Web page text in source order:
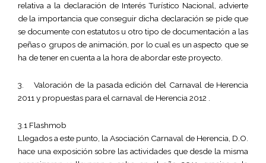
relativa a la declaración de Interés Turístico Nacional, advierte
de la importancia que conseguir dicha declaración se pide que
se documente con estatutos u otro tipo de documentación a las
peñas o grupos de animación, por lo cual es un aspecto que se
ha de tener en cuenta a la hora de abordar este proyecto.
3. Valoración de la pasada edición del Carnaval de Herencia
2011 y propuestas para el carnaval de Herencia 2012 .
3.1 Flashmob
Llegados a este punto, la Asociación Carnaval de Herencia, D.O.
hace una exposición sobre las actividades que desde la misma